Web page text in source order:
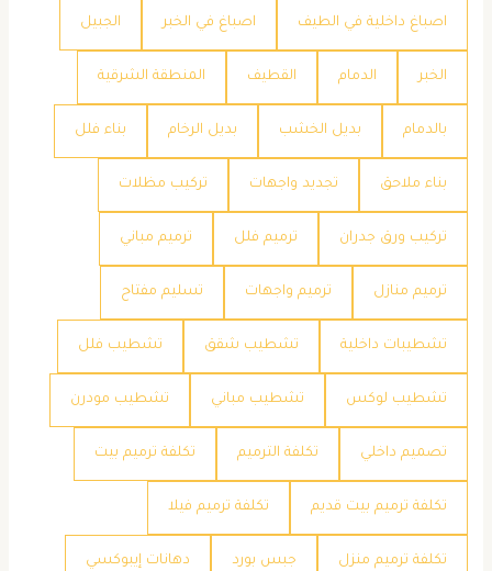
اصباغ داخلية في الطيف اصباغ في الخبر الجبيل
الخبر الدمام القطيف المنطقة الشرقية
بالدمام بديل الخشب بديل الرخام بناء فلل
بناء ملاحق تجديد واجهات تركيب مظلات
تركيب ورق جدران ترميم فلل ترميم مباني
ترميم منازل ترميم واجهات تسليم مفتاح
تشطيبات داخلية تشطيب شقق تشطيب فلل
تشطيب لوكس تشطيب مباني تشطيب مودرن
تصميم داخلي تكلفة الترميم تكلفة ترميم بيت
تكلفة ترميم بيت قديم تكلفة ترميم فيلا
تكلفة ترميم منزل جبس بورد دهانات إيبوكسي